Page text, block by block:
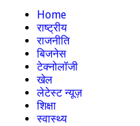
Home
राष्ट्रीय
राजनीति
बिजनेस
टेक्नोलॉजी
खेल
लेटेस्ट न्यूज़
शिक्षा
स्वास्थ्य